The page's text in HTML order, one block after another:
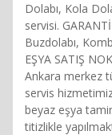
Dolabı, Kola
servisi.
Buzdolabı,
EŞYA SATIŞ
Ankara merkez
servis
beyaz eşya
titizlikle